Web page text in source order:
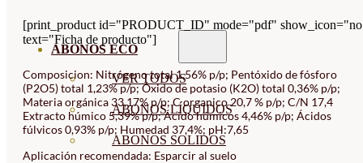
ABONOS ECO
VER TODOS
ABONOS LÍQUIDOS
ABONOS SOLIDOS
[print_product id="PRODUCT_ID" mode="pdf"
text="Ficha de producto"]
Composicion: Nitrógeno total 1,56% p/p; Pentóxido de fósforo
(P2O5) total 1,23% p/p; Óxido de potasio (K2O) total 0,36% p/p;
Materia orgánica 33,17% p/p; C organico 20,7 % p/p; C/N 17,4
Extracto húmico 5,39% p/p; Ácido húmicos 4,46% p/p; Ácidos
fúlvicos 0,93% p/p; Humedad 37,4%; pH:7,65
Aplicación recomendada: Esparcir al suelo